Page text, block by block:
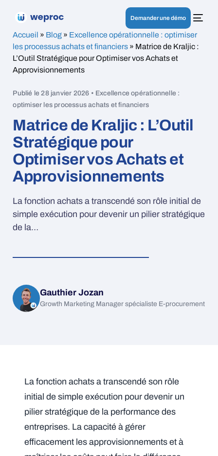
Demander une démo
Accueil » Blog » Excellence opérationnelle : optimiser
les processus achats et financiers » Matrice de Kraljic :
L’Outil Stratégique pour Optimiser vos Achats et
Approvisionnements
Publié le 28 janvier 2026 • Excellence opérationnelle :
optimiser les processus achats et financiers
Matrice de Kraljic : L’Outil
Stratégique pour
Optimiser vos Achats et
Approvisionnements
La fonction achats a transcendé son rôle initial de
simple exécution pour devenir un pilier stratégique
de la…
Gauthier Jozan
Growth Marketing Manager spécialiste E-procurement
La fonction achats a transcendé son rôle
initial de simple exécution pour devenir un
pilier stratégique de la performance des
entreprises. La capacité à gérer
efficacement les approvisionnements et à